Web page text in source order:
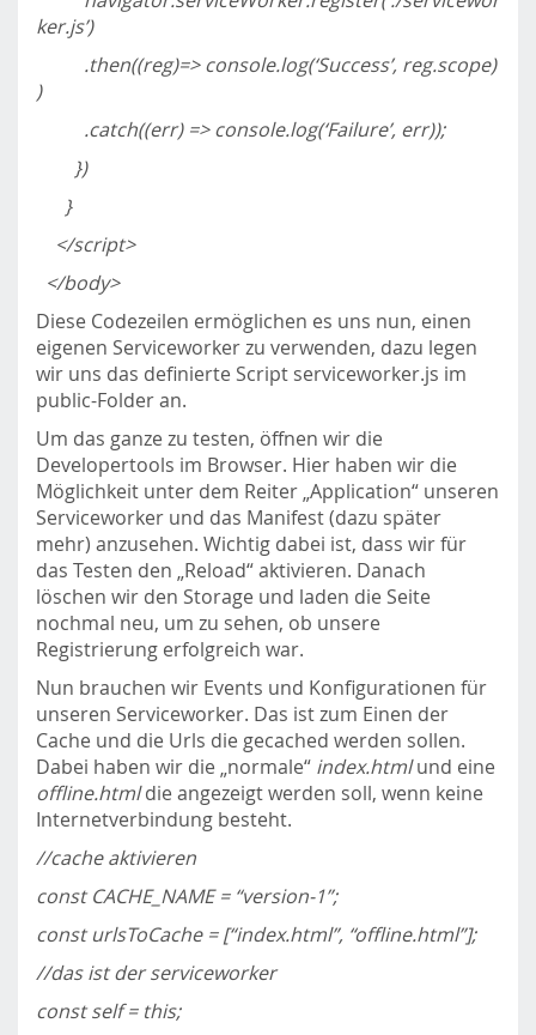
ker.js’)
.then((reg)=> console.log(‘Success’, reg.scope)
)
.catch((err) => console.log(‘Failure’, err));
})
}
</script>
</body>
Diese Codezeilen ermöglichen es uns nun, einen
eigenen Serviceworker zu verwenden, dazu legen
wir uns das definierte Script serviceworker.js im
public-Folder an.
Um das ganze zu testen, öffnen wir die
Developertools im Browser. Hier haben wir die
Möglichkeit unter dem Reiter „Application“ unseren
Serviceworker und das Manifest (dazu später
mehr) anzusehen. Wichtig dabei ist, dass wir für
das Testen den „Reload“ aktivieren. Danach
löschen wir den Storage und laden die Seite
nochmal neu, um zu sehen, ob unsere
Registrierung erfolgreich war.
Nun brauchen wir Events und Konfigurationen für
unseren Serviceworker. Das ist zum Einen der
Cache und die Urls die gecached werden sollen.
Dabei haben wir die „normale“ index.htmlund eine
offline.htmldie angezeigt werden soll, wenn keine
Internetverbindung besteht.
//cache aktivieren
const CACHE_NAME = “version-1”;
const urlsToCache = [“index.html”, “offline.html”];
//das ist der serviceworker
const self = this;